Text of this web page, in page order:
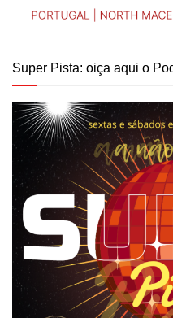
Super Pista: oiça aqui o